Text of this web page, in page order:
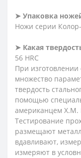
➤ Упаковка
Ножи серии
➤ Какая
56 HRC
При изготовлении
множество
твердость
помощью
американцем Х.М.
Тестирование
размещают
вдавливают,
измеряют в